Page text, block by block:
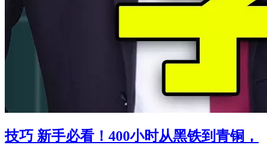
技巧 新手必看！400小时从黑铁到青铜，